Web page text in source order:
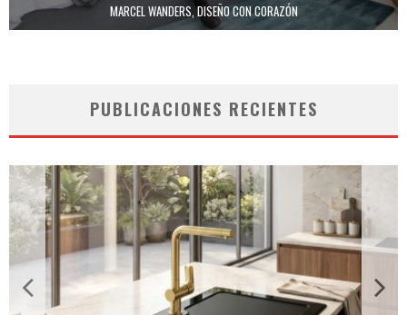
MARCEL WANDERS, DISEÑO CON CORAZÓN
PUBLICACIONES RECIENTES